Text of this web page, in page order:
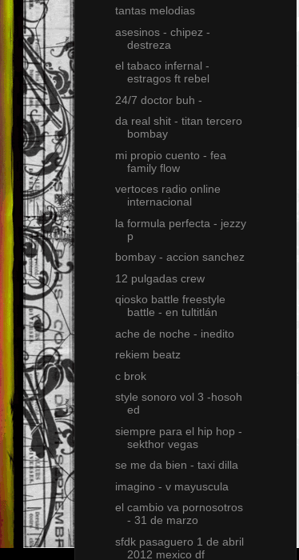
tantas melodias
asesinos - chipez -
destreza
el tabaco infernal -
estragos ft rebel
24/7 doctor buh -
da real shit - titan tercero
bombay
mi propio cuento - fea
family flow
vertoces radio online
internacional
la formula perfecta - jezzy
p
bombay - accion sanchez
12 pulgadas crew
qiosko battle freestyle
battle - en tultitlán
ache de noche - inedito
rekiem beatz
c brok
style sonoro vol 3 -hosoh
ed
siempre para el hip hop -
sekthor vegas
se me da bien - taxi dilla
imagino - v mayuscula
el cambio va pornosotros
- 31 de marzo
sfdk pasaguero 1 de abril
2012 mexico df